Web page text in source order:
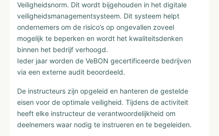
Veiligheidsnorm. Dit wordt bijgehouden in het digitale
veiligheidsmanagementsysteem. Dit systeem helpt
ondernemers om de risico’s op ongevallen zoveel
mogelijk te beperken en wordt het kwaliteitsdenken
binnen het bedrijf verhoogd.
Ieder jaar worden de VeBON gecertificeerde bedrijven
via een externe audit beoordeeld.
De instructeurs zijn opgeleid en hanteren de gestelde
eisen voor de optimale veiligheid. Tijdens de activiteit
heeft elke instructeur de verantwoordelijkheid om
deelnemers waar nodig te instrueren en te begeleiden.